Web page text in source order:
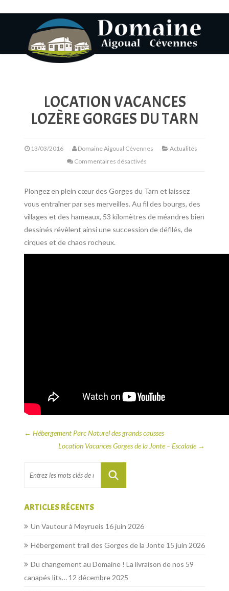
LOCATION VACANCES
LOZÈRE GORGES DU TARN
13/03/2016 Domaine Aigoual Cévennes
Actualités
Commentaires désactivés
Plongez en plein cœur des Gorges du Tarn et laissez
vous entraîner par ses merveilles. Au fil des bourgs, des
villages et des hameaux, 53 kilomètres de méandres bien
dessinés révèlent ainsi une succession de défilés, de
cirques et de chaos rocheux.
← Hébergement Parc Naturel des grands causses
Location Vacances Gorges de la Jonte – Escalade →
ARTICLES RÉCENTS
Un Vautour à Meyrueis 16 juin 2026
Hébergement trail des Gorges de la Jonte 15 juin 2026
Du changement au Domaine ! La livraison de nos 59
canapés lits… 12 décembre 2025